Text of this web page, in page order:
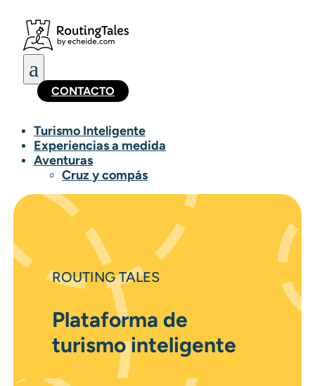
a
CONTACTO
Turismo Inteligente
Experiencias a medida
Aventuras
Cruz y compás
ROUTING TALES
Plataforma de
turismo inteligente